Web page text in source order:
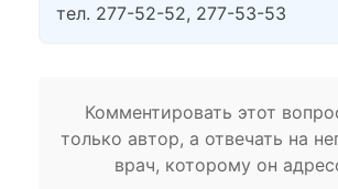
тел. 277-52-52, 277-53-53
Комментировать этот
только автор, а отвечать на
врач, которому он